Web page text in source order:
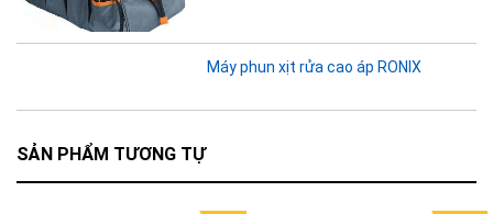
Máy phun xịt rửa cao áp RONIX
SẢN PHẨM TƯƠNG TỰ